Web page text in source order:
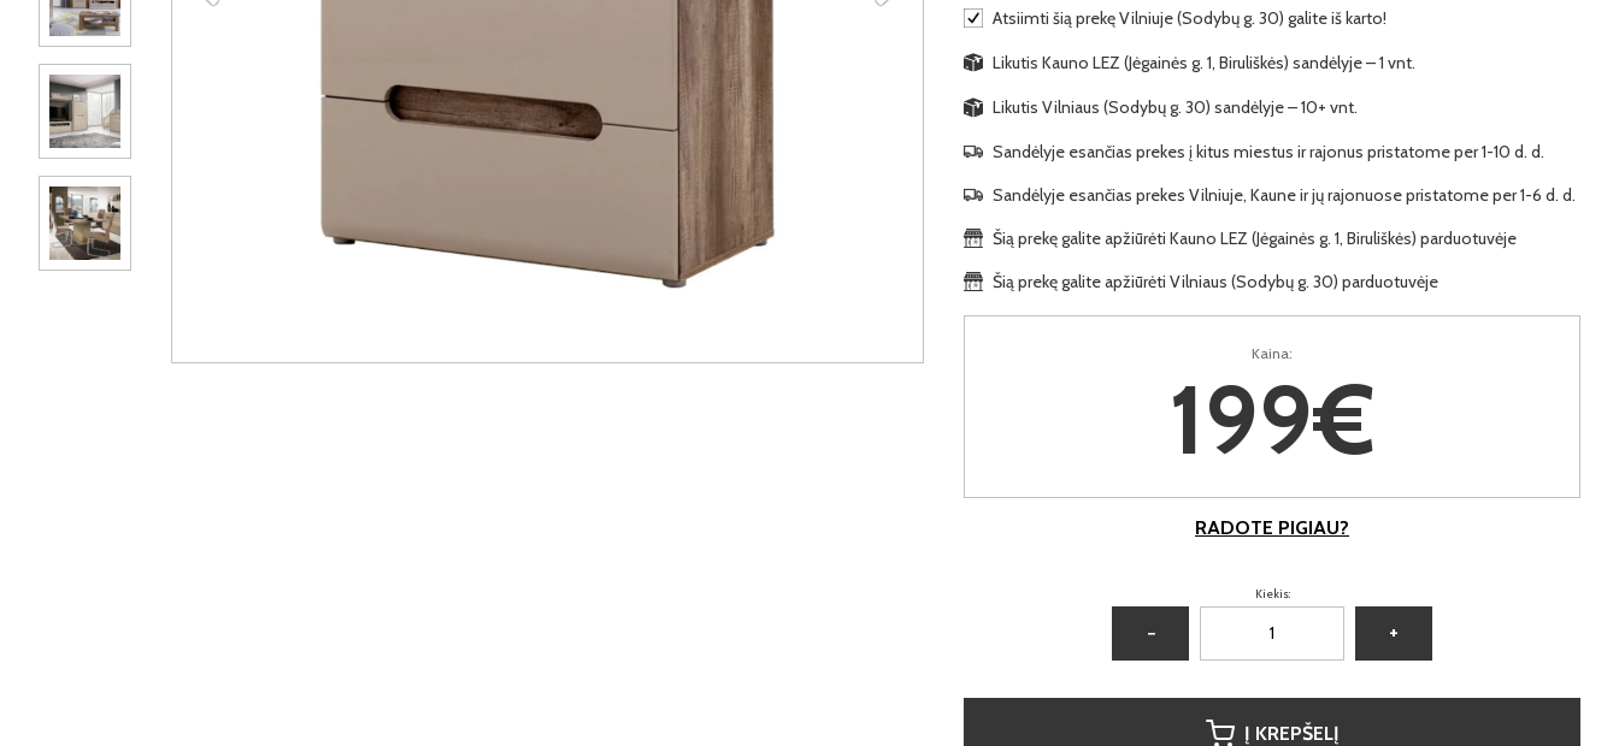
Atsiimti šią prekę Vilniuje (Sodybų g. 30) galite iš karto!
Likutis Kauno LEZ (Jėgainės g. 1, Biruliškės) sandėlyje – 1 vnt.
Likutis Vilniaus (Sodybų g. 30) sandėlyje – 10+ vnt.
Sandėlyje esančias prekes į kitus miestus ir rajonus pristatome per 1-10 d. d.
Sandėlyje esančias prekes Vilniuje, Kaune ir jų rajonuose pristatome per 1-6 d. d.
Šią prekę galite apžiūrėti Kauno LEZ (Jėgainės g. 1, Biruliškės) parduotuvėje
Šią prekę galite apžiūrėti Vilniaus (Sodybų g. 30) parduotuvėje
Kaina:
199€
RADOTE PIGIAU?
Kiekis:
− +
Į KREPŠELĮ